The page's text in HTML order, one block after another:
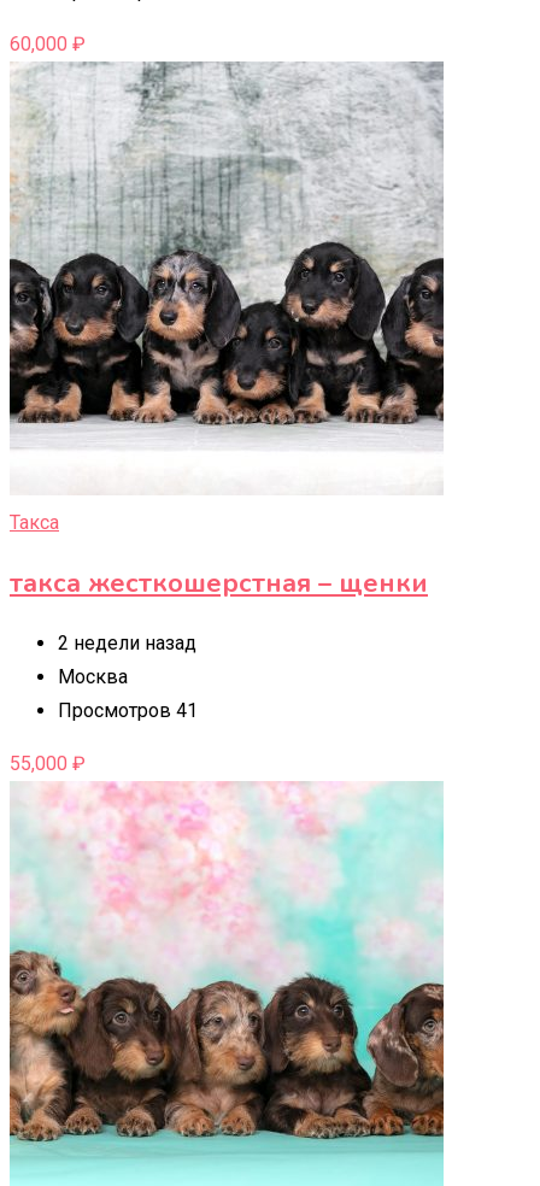
60,000 ₽
Такса
такса жесткошерстная – щенки
2 недели назад
Москва
Просмотров 41
55,000 ₽